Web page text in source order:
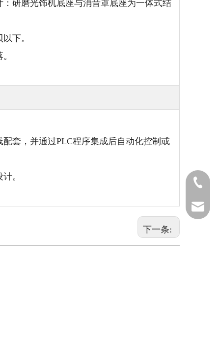
研磨光饰机底座与消音罩底座为一体式结
下。
套，并通过PLC程序集成后自动化控制或
。
下一条:
+86-
+86-